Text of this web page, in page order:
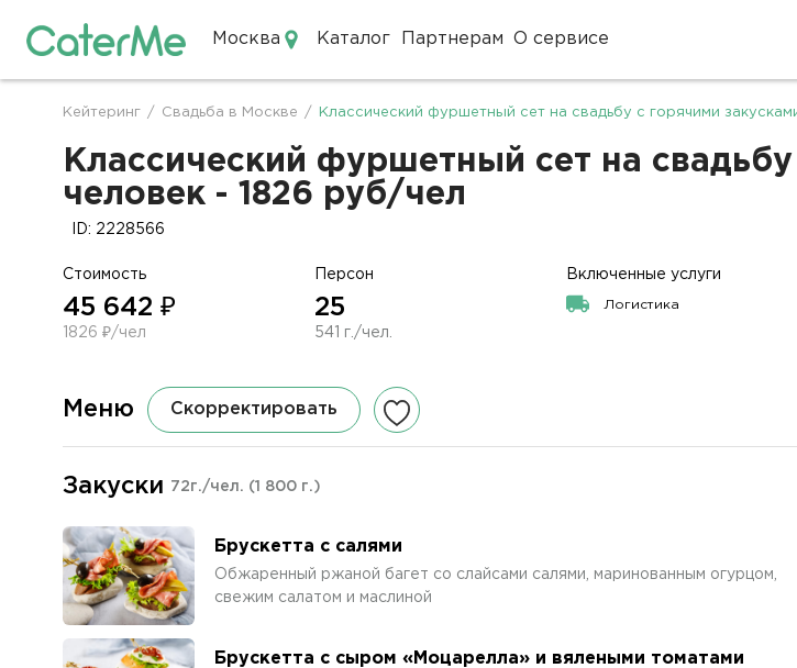
Москва Каталог Партнерам О сервисе
Строка
навигации
Кейтеринг / Свадьба в Москве / Классический фуршетный сет на свадьбу с горячими
Классический фуршетный сет на
человек - 1826 руб/чел
ID: 2228566
Стоимость
45 642 ₽
1826 ₽/чел
Персон
25
541 г./чел.
Включенные услуги
Логистика
Меню Скорректировать
Закуски 72г./чел. (1 800 г.)
Брускетта с салями
Обжаренный ржаной багет со слайсами салями, маринованным огурцом,
свежим салатом и маслиной
Брускетта с сыром «Моцарелла» и вялеными томатами